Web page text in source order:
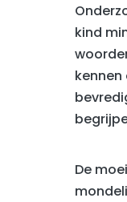
kind
kennen
De